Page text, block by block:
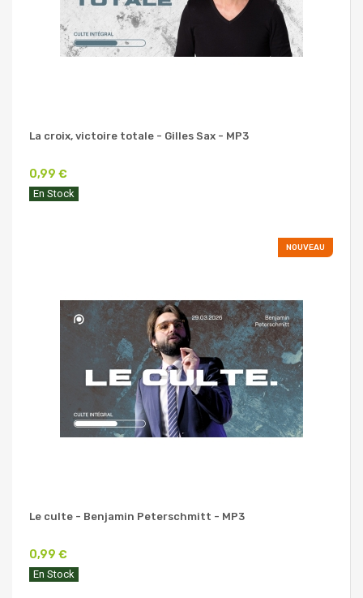
La croix, victoire totale - Gilles Sax - MP3
0,99 €
En Stock
NOUVEAU
Le culte - Benjamin Peterschmitt - MP3
0,99 €
En Stock